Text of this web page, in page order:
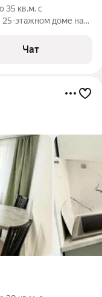
35 кв.м. с
25-этажном доме на
Чат